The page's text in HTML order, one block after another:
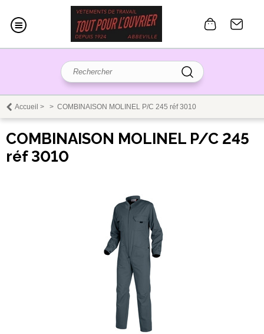
Accueil > > COMBINAISON MOLINEL P/C 245 réf 3010
COMBINAISON MOLINEL P/C 245
réf 3010